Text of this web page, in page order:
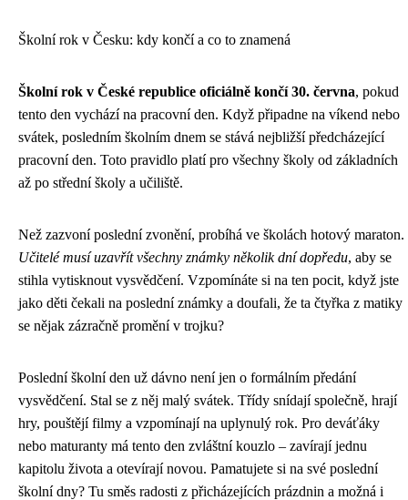
Školní rok v Česku: kdy končí a co to znamená
Školní rok v České republice oficiálně končí 30. června, pokud
tento den vychází na pracovní den. Když připadne na víkend nebo
svátek, posledním školním dnem se stává nejbližší předcházející
pracovní den. Toto pravidlo platí pro všechny školy od základních
až po střední školy a učiliště.
Než zazvoní poslední zvonění, probíhá ve školách hotový maraton.
Učitelé musí uzavřít všechny známky několik dní dopředu, aby se
stihla vytisknout vysvědčení. Vzpomínáte si na ten pocit, když jste
jako děti čekali na poslední známky a doufali, že ta čtyřka z matiky
se nějak zázračně promění v trojku?
Poslední školní den už dávno není jen o formálním předání
vysvědčení. Stal se z něj malý svátek. Třídy snídají společně, hrají
hry, pouštějí filmy a vzpomínají na uplynulý rok. Pro deváťáky
nebo maturanty má tento den zvláštní kouzlo – zavírají jednu
kapitolu života a otevírají novou. Pamatujete si na své poslední
školní dny? Tu směs radosti z přicházejících prázdnin a možná i